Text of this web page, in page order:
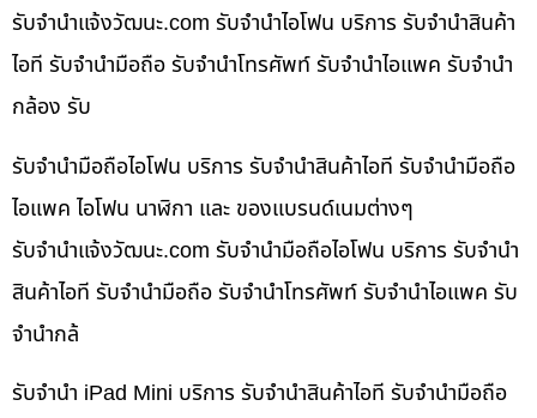
รับจํานําแจ้งวัฒนะ.com รับจำนำไอโฟน บริการ รับจำนำสินค้า
ไอที รับจำนำมือถือ รับจำนำโทรศัพท์ รับจำนำไอแพค รับจำนำ
กล้อง รับ
รับจำนำมือถือไอโฟน บริการ รับจำนำสินค้าไอที รับจำนำมือถือ
ไอแพค ไอโฟน นาฬิกา และ ของแบรนด์เนมต่างๆ
รับจํานําแจ้งวัฒนะ.com รับจำนำมือถือไอโฟน บริการ รับจำนำ
สินค้าไอที รับจำนำมือถือ รับจำนำโทรศัพท์ รับจำนำไอแพค รับ
จำนำกล้
รับจำนำ iPad Mini บริการ รับจำนำสินค้าไอที รับจำนำมือถือ